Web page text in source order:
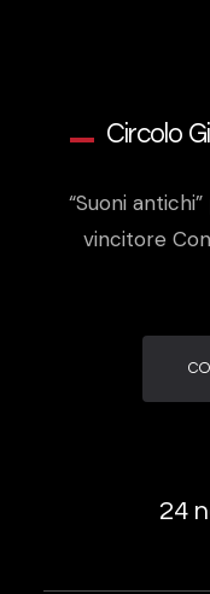
Circolo
“Suoni
vincitore
24